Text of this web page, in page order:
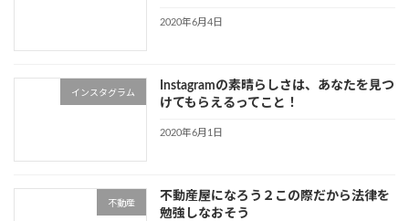
2020年6月4日
インスタグラム
Instagramの素晴らしさは、あなたを見つ
けてもらえるってこと！
2020年6月1日
不動産
不動産屋になろう２この際だから法律を
勉強しなおそう